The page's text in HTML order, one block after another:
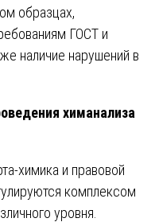
образцах,
ГОСТ и
наличие нарушений в
химанализа
химика и правовой
комплексом
уровня.